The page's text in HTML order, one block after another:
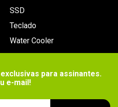
SSD
Teclado
Water Cooler
para assinantes.
e-mail!